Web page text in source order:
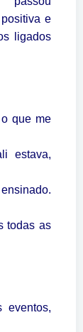
e
ligados
que me
estava,
todas as
eventos,